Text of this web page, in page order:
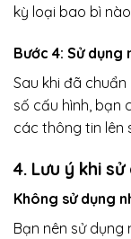
kỳ loại bao bì
Bước 4: Sử
Sau khi đã
số cấu hình, bạn
các thông tin lên
4. Lưu ý khi
Không sử dụng
Bạn nên sử